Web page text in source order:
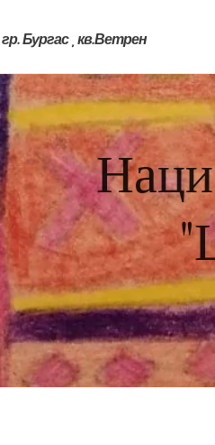
Бургас , кв.Ветрен